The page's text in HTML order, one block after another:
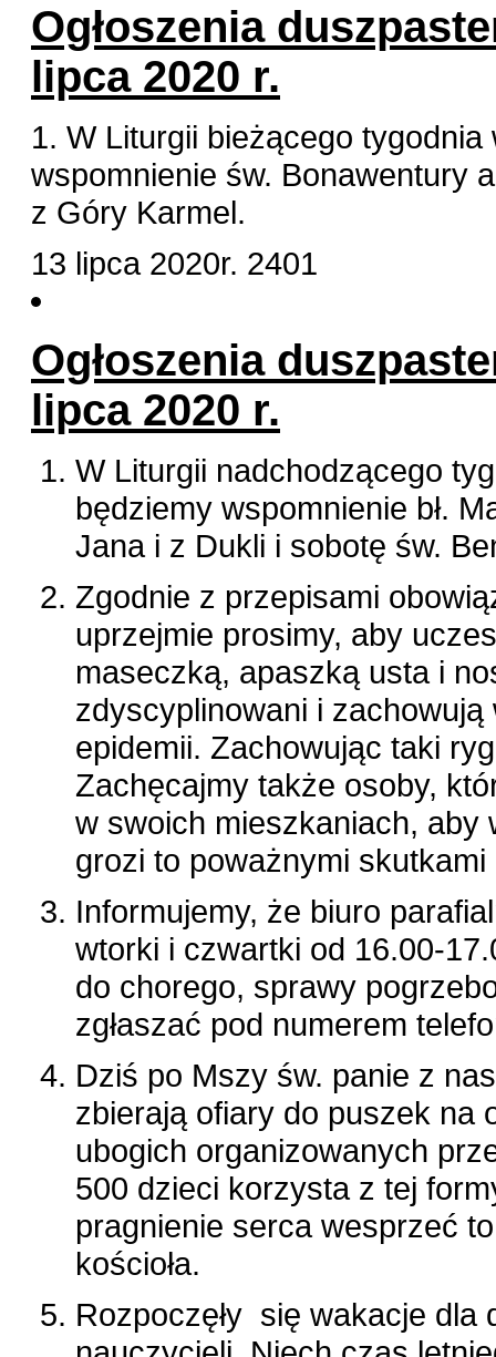
Ogłoszenia
lipca 2020 r.
1. W Liturgii bieżącego
wspomnienie św. Bonawentury
z Góry Karmel.
13 lipca 2020r. 2401
Ogłoszenia
lipca 2020 r.
W Liturgii nadchodzącego
będziemy wspomnienie bł.
Jana i z Dukli i sobotę św.
Zgodnie z przepisami
uprzejmie prosimy, aby
maseczką, apaszką usta i
zdyscyplinowani i
epidemii. Zachowując taki
Zachęcajmy także osoby,
w swoich mieszkaniach, aby
grozi to poważnymi
Informujemy, że biuro
wtorki i czwartki od 16.00-
do chorego, sprawy
zgłaszać pod numerem
Dziś po Mszy św. panie z
zbierają ofiary do puszek na
ubogich organizowanych
500 dzieci korzysta z tej
pragnienie serca wesprzeć
kościoła.
Rozpoczęły się wakacje dla